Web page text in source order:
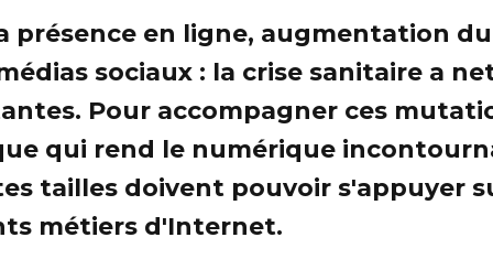
présence en ligne, augmentation
sociaux : la crise sanitaire a
Pour accompagner ces
qui rend le numérique
tailles doivent pouvoir s'appuyer
métiers d'Internet.